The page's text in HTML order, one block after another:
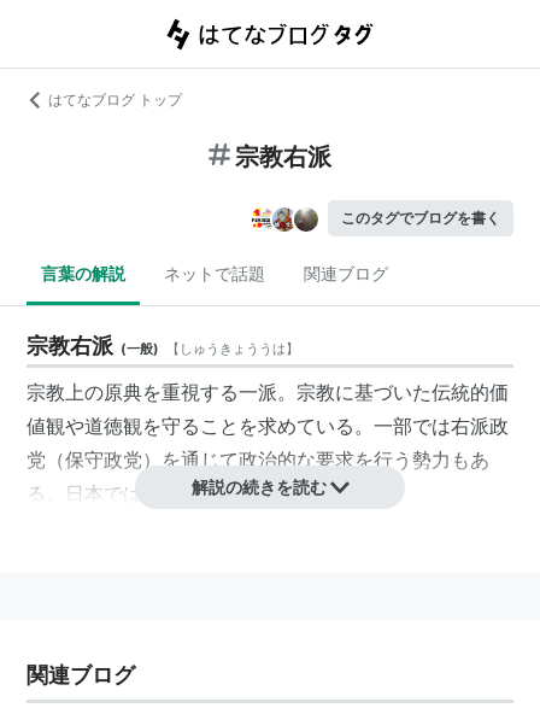
はてなブログ トップ
宗教右派
このタグでブログを書く
言葉の解説 ネットで話題 関連ブログ
宗教右派 (一般) 【 しゅうきょううは】
宗教上の原典を重視する一派。宗教に基づいた伝統的価
値観や道徳観を守ることを求めている。一部では右派政
党（保守政党）を通じて政治的な要求を行う勢力もあ
る。日本では幸福の科学が該当される。
解説の続きを読む
関連ブログ